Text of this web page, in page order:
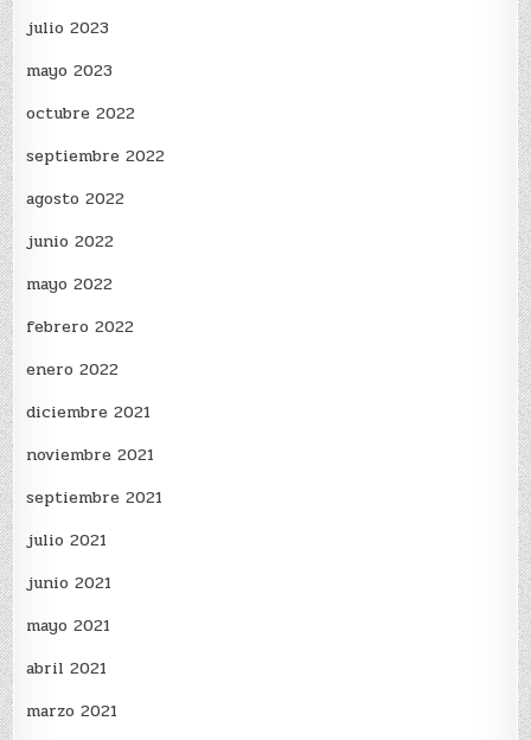
julio 2023
mayo 2023
octubre 2022
septiembre 2022
agosto 2022
junio 2022
mayo 2022
febrero 2022
enero 2022
diciembre 2021
noviembre 2021
septiembre 2021
julio 2021
junio 2021
mayo 2021
abril 2021
marzo 2021